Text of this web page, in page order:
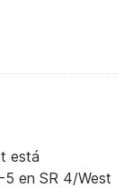
está
en SR 4/West